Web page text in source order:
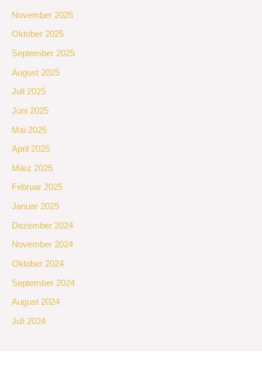
November 2025
Oktober 2025
September 2025
August 2025
Juli 2025
Juni 2025
Mai 2025
April 2025
März 2025
Februar 2025
Januar 2025
Dezember 2024
November 2024
Oktober 2024
September 2024
August 2024
Juli 2024